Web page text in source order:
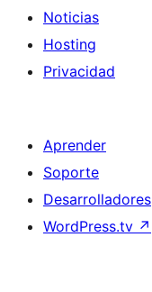
Noticias
Hosting
Privacidad
Aprender
Soporte
Desarrolladores
WordPress.tv ↗